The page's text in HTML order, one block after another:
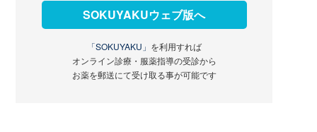
SOKUYAKUウェブ版へ
「SOKUYAKU」 を利用すれば
オンライン診療・服薬指導の受診から
お薬を郵送にて受け取る事が可能です